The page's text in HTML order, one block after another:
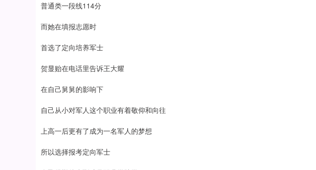
普通类一段线114分
而她在填报志愿时
首选了定向培养军士
贺显贻在电话里告诉王大耀
在自己舅舅的影响下
自己从小对军人这个职业有着敬仰和向往
上高一后更有了成为一名军人的梦想
所以选择报考定向军士